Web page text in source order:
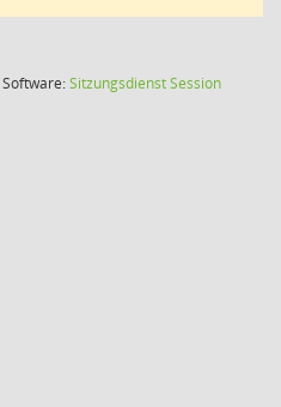
Software:SitzungsdienstSession(Wird in